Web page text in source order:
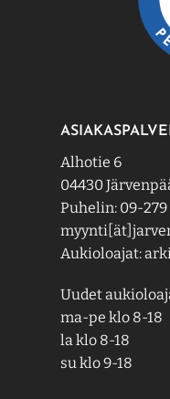
Alhotie 6
04430
Puhelin: 09-279
Aukioloajat:
Uudet
ma-pe klo 8-18
la klo 8-18
su klo 9-18